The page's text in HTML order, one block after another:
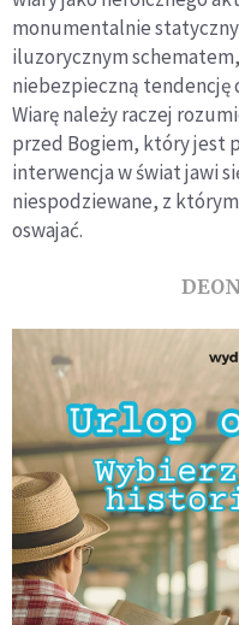
monumentalnie
iluzorycznym
niebezpieczną tendencję
Wiarę należy raczej
przed Bogiem, który jest
interwencja w świat jawi
niespodziewane, z
oswajać.